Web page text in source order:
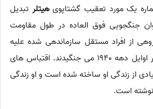
هیتلر تبدیل
جنگجویی فوق العاده در طول مقاومت
از افراد مستقل سازماندهی شده علیه
اشغال فرانسه توسط نازی ها در اوایل دهه 1940 می جنگیدند. اقتباس های
از زندگی او ساخته شده است و او زندگی
است.